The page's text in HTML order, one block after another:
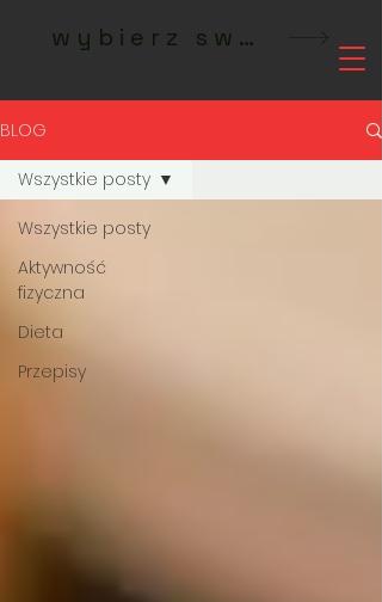
wybierz swoje studio MeetFit
BLOG
Wszystkie posty
Aktywność
fizyczna
Dieta
Przepisy
Wszystkie posty